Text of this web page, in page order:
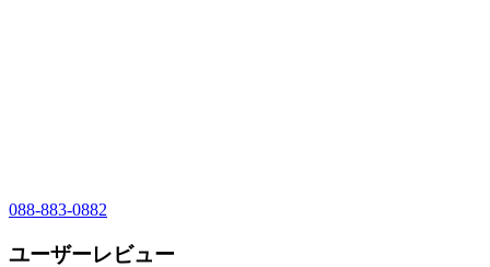
088-883-0882
ユーザーレビュー